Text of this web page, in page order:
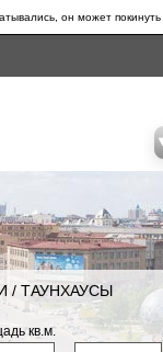
он может покинуть
/ ТАУНХАУСЫ
кв.м.